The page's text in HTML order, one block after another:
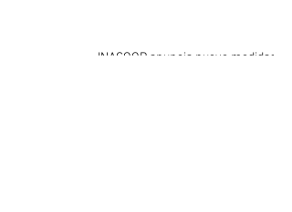
INACOOP anuncia nueve medidas